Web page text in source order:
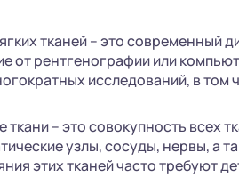
тканей – это современный
от рентгенографии или
исследований, в
ткани – это совокупность всех
узлы, сосуды, нервы, а
этих тканей часто требуют